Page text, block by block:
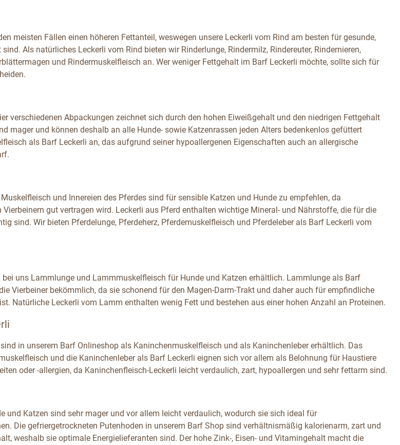
meisten Fällen einen höheren Fettanteil, weswegen unsere Leckerli vom Rind am besten für gesunde,
Als natürliches Leckerli vom Rind bieten wir Rinderlunge, Rindermilz, Rindereuter, Rindernieren,
und Rindermuskelfleisch an. Wer weniger Fettgehalt im Barf Leckerli möchte, sollte sich für
verschiedenen Abpackungen zeichnet sich durch den hohen Eiweißgehalt und den niedrigen Fettgehalt
mager und können deshalb an alle Hunde- sowie Katzenrassen jeden Alters bedenkenlos gefüttert
als Barf Leckerli an, das aufgrund seiner hypoallergenen Eigenschaften auch an allergische
und Innereien des Pferdes sind für sensible Katzen und Hunde zu empfehlen, da
Vierbeinern gut vertragen wird. Leckerli aus Pferd enthalten wichtige Mineral- und Nährstoffe, die für die
sind. Wir bieten Pferdelunge, Pferdeherz, Pferdemuskelfleisch und Pferdeleber als Barf Leckerli vom
uns Lammlunge und Lammmuskelfleisch für Hunde und Katzen erhältlich. Lammlunge als Barf
Vierbeiner bekömmlich, da sie schonend für den Magen-Darm-Trakt und daher auch für empfindliche
Natürliche Leckerli vom Lamm enthalten wenig Fett und bestehen aus einer hohen Anzahl an Proteinen.
in unserem Barf Onlineshop als Kaninchenmuskelfleisch und als Kaninchenleber erhältlich. Das
und die Kaninchenleber als Barf Leckerli eignen sich vor allem als Belohnung für Haustiere
oder -allergien, da Kaninchenfleisch-Leckerli leicht verdaulich, zart, hypoallergen und sehr fettarm sind.
und Katzen sind sehr mager und vor allem leicht verdaulich, wodurch sie sich ideal für
Die gefriergetrockneten Putenhoden in unserem Barf Shop sind verhältnismäßig kalorienarm, zart und
weshalb sie optimale Energielieferanten sind. Der hohe Zink-, Eisen- und Vitamingehalt macht die